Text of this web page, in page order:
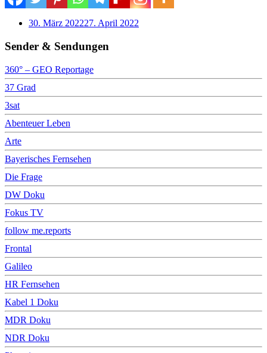
30. März 202227. April 2022
Sender & Sendungen
360° – GEO Reportage
37 Grad
3sat
Abenteuer Leben
Arte
Bayerisches Fernsehen
Die Frage
DW Doku
Fokus TV
follow me.reports
Frontal
Galileo
HR Fernsehen
Kabel 1 Doku
MDR Doku
NDR Doku